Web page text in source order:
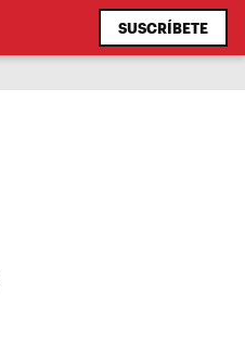
SUSCRÍBETE